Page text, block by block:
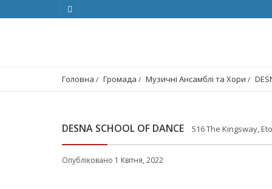
Головна Громада Музичні Ансамблі та Хори
DESNA SCHOOL OF DANCE 516 The Kingsway,
Опубліковано 1 Квітня, 2022